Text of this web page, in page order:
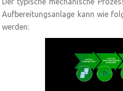
Aufbereitungsanlage kann wie
werden: